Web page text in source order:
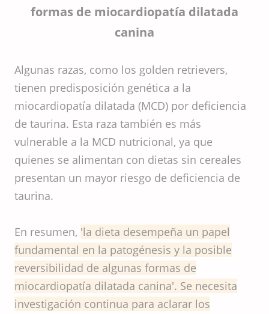
formas de miocardiopatía dilatada
canina
Algunas razas, como los golden retrievers,
tienen predisposición genética a la
miocardiopatía dilatada (MCD) por deficiencia
de taurina. Esta raza también es más
vulnerable a la MCD nutricional, ya que
quienes se alimentan con dietas sin cereales
presentan un mayor riesgo de deficiencia de
taurina.
En resumen, 'la dieta desempeña un papel
fundamental en la patogénesis y la posible
reversibilidad de algunas formas de
miocardiopatía dilatada canina'. Se necesita
investigación continua para aclarar los